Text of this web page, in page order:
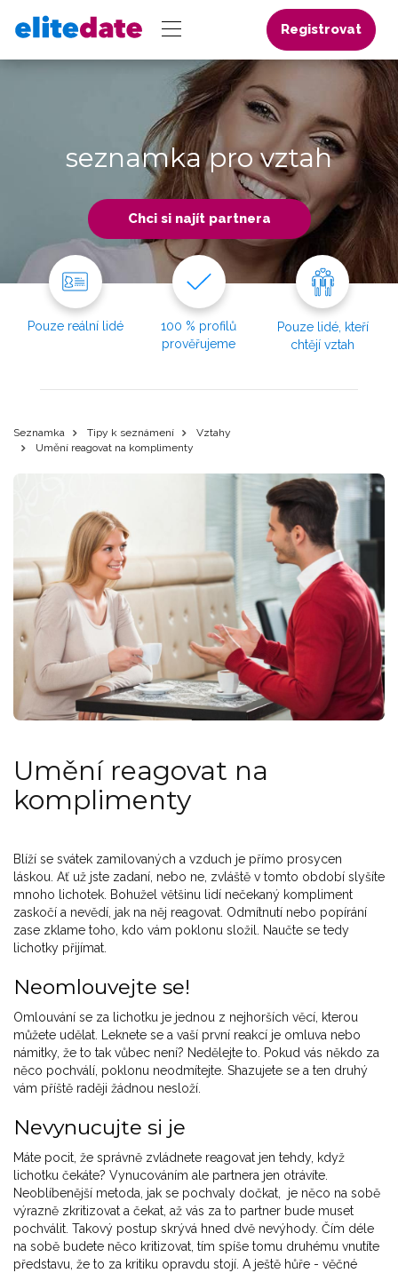
Registrovat
seznamka pro vztah
Chci si najít partnera
Pouze reální lidé
100 % profilů
prověřujeme
Pouze lidé, kteří
chtějí vztah
Seznamka Tipy k seznámení
Vztahy
Umění reagovat na komplimenty
Umění reagovat na
komplimenty
Blíží se svátek zamilovaných a vzduch je přímo prosycen
láskou. Ať už jste zadaní, nebo ne, zvláště v tomto období slyšíte
mnoho lichotek. Bohužel většinu lidí nečekaný kompliment
zaskočí a nevědí, jak na něj reagovat. Odmítnutí nebo popírání
zase zklame toho, kdo vám poklonu složil. Naučte se tedy
lichotky přijímat.
Neomlouvejte se!
Omlouvání se za lichotku je jednou z nejhorších věcí, kterou
můžete udělat. Leknete se a vaší první reakcí je omluva nebo
námitky, že to tak vůbec není? Nedělejte to. Pokud vás někdo za
něco pochválí, poklonu neodmítejte. Shazujete se a ten druhý
vám příště raději žádnou nesloží.
Nevynucujte si je
Máte pocit, že správně zvládnete reagovat jen tehdy, když
lichotku čekáte? Vynucováním ale partnera jen otrávíte.
Neoblíbenější metoda, jak se pochvaly dočkat, je něco na sobě
výrazně zkritizovat a čekat, až vás za to partner bude muset
pochválit. Takový postup skrývá hned dvě nevýhody. Čím déle
na sobě budete něco kritizovat, tím spíše tomu druhému vnutíte
představu, že to za kritiku opravdu stojí. A ještě hůře - věčné